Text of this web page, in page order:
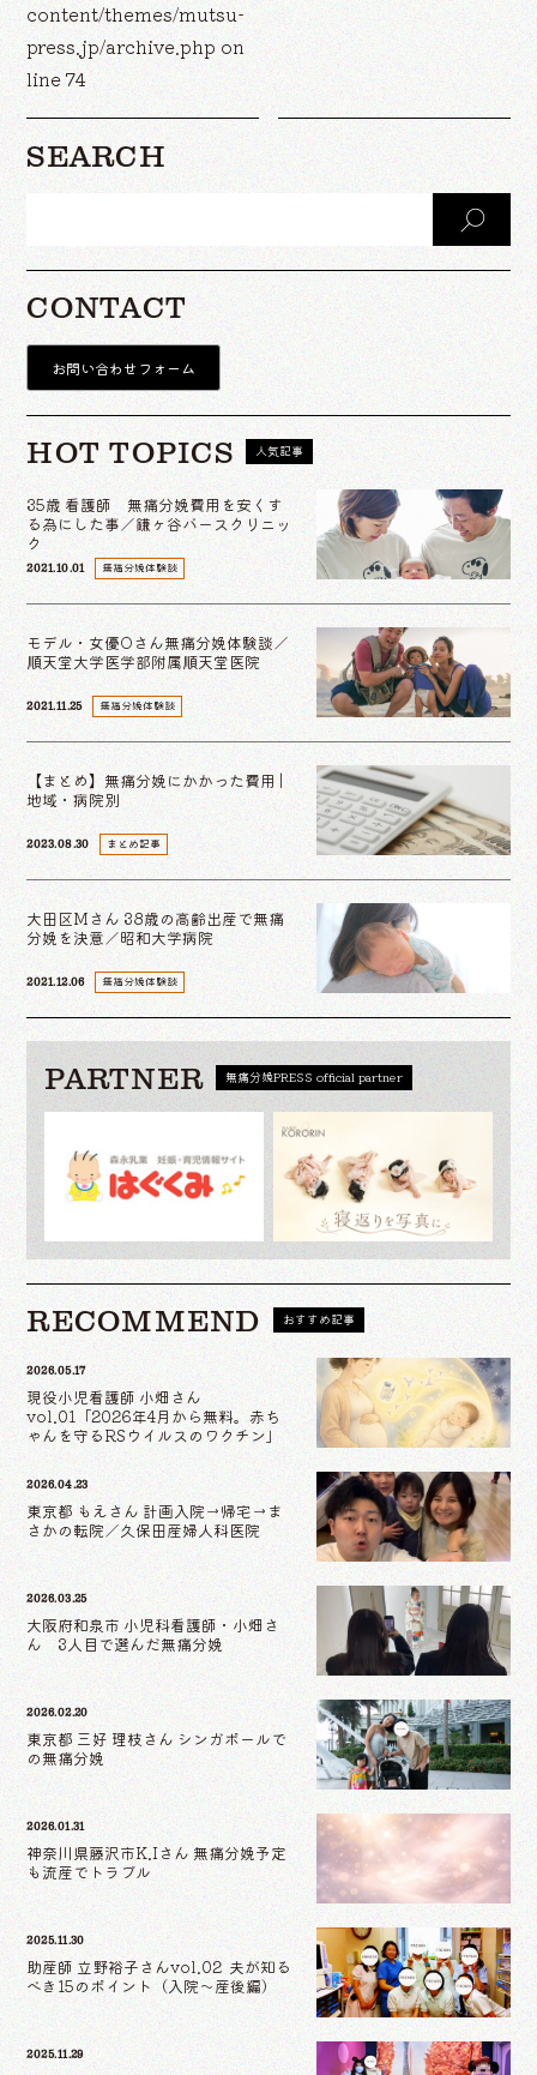
content/themes/mutsu-
press.jp/archive.phpon
line74
SEARCH
CONTACT
お問い合わせフォーム
HOT TOPICS 人気記事
2021.10.01 無痛分娩体験談
35歳 看護師 無痛分娩費用を安くす
る為にした事／鎌ヶ谷バースクリニッ
ク
2021.11.25 無痛分娩体験談
モデル・女優Oさん無痛分娩体験談／
順天堂大学医学部附属順天堂医院
2023.08.30 まとめ記事
【まとめ】無痛分娩にかかった費用 |
地域・病院別
2021.12.06 無痛分娩体験談
大田区Mさん 38歳の高齢出産で無痛
分娩を決意／昭和大学病院
PARTNER 無痛分娩PRESS official partner
RECOMMEND おすすめ記事
2026.05.17
現役小児看護師 小畑さん
vol.01「2026年4月から無料。赤ち
ゃんを守るRSウイルスのワクチン」
2026.04.23
東京都 もえさん 計画入院→帰宅→ま
さかの転院／久保田産婦人科医院
2026.03.25
大阪府和泉市 小児科看護師・小畑さ
ん 3人目で選んだ無痛分娩
2026.02.20
東京都 三好 理枝さん シンガポールで
の無痛分娩
2026.01.31
神奈川県藤沢市K.Iさん 無痛分娩予定
も流産でトラブル
2025.11.30
助産師 立野裕子さんvol.02 夫が知る
べき15のポイント（入院〜産後編）
2025.11.29